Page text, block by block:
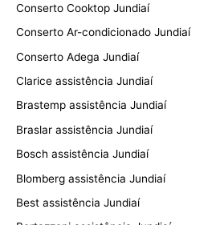
Conserto Cooktop Jundiaí
Conserto Ar-condicionado Jundiaí
Conserto Adega Jundiaí
Clarice assistência Jundiaí
Brastemp assistência Jundiaí
Braslar assistência Jundiaí
Bosch assistência Jundiaí
Blomberg assistência Jundiaí
Best assistência Jundiaí